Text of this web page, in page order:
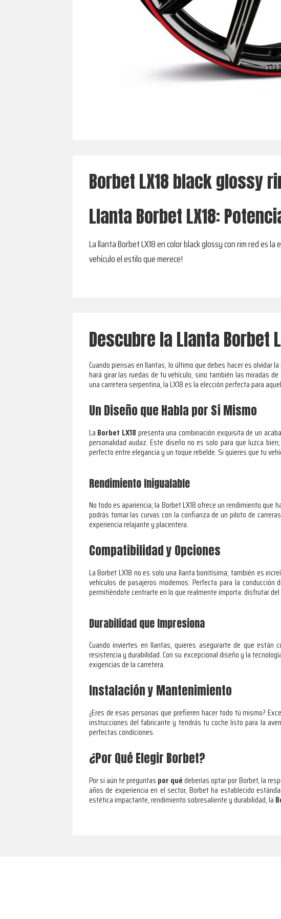
Borbet LX18 black glossy
Llanta Borbet LX18:
La llanta Borbet LX18 en color black glossy con rim red es
vehículo el estilo que merece!
Descubre la Llanta Borbet
Cuando piensas en llantas, lo último que debes hacer es olvidar
hará girar las ruedas de tu vehículo, sino también las miradas
una carretera serpentina, la LX18 es la elección perfecta para
Un Diseño que Habla por Sí Mismo
La Borbet LX18 presenta una combinación exquisita de un
personalidad audaz. Este diseño no es solo para que luzca
perfecto entre elegancia y un toque rebelde. Si quieres que tu
Rendimiento Inigualable
No todo es apariencia; la Borbet LX18 ofrece un rendimiento que
podrás tomar las curvas con la confianza de un piloto de
experiencia relajante y placentera.
Compatibilidad y Opciones
La Borbet LX18 no es solo una llanta bonitísima; también es
vehículos de pasajeros modernos. Perfecta para la
permitiéndote centrarte en lo que realmente importa: disfrutar del
Durabilidad que Impresiona
Cuando inviertes en llantas, quieres asegurarte de que están
resistencia y durabilidad. Con su excepcional diseño y la
exigencias de la carretera.
Instalación y Mantenimiento
¿Eres de esas personas que prefieren hacer todo tú mismo?
instrucciones del fabricante y tendrás tu coche listo para la
perfectas condiciones.
¿Por Qué Elegir Borbet?
Por si aún te preguntas por quédeberías optar por Borbet, la
años de experiencia en el sector, Borbet ha establecido
estética impactante, rendimiento sobresaliente y durabilidad, la